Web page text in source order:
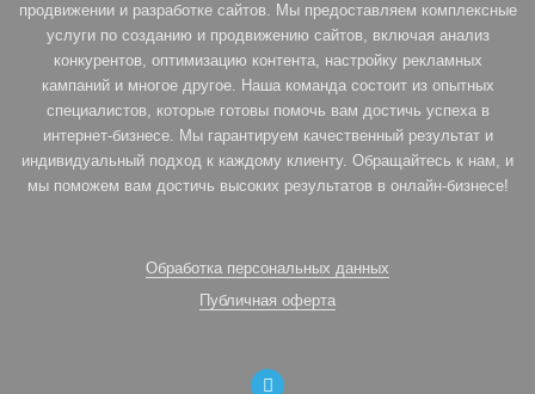
продвижении и разработке сайтов. Мы предоставляем комплексные
услуги по созданию и продвижению сайтов, включая анализ
конкурентов, оптимизацию контента, настройку рекламных
кампаний и многое другое. Наша команда состоит из опытных
специалистов, которые готовы помочь вам достичь успеха в
интернет-бизнесе. Мы гарантируем качественный результат и
индивидуальный подход к каждому клиенту. Обращайтесь к нам, и
мы поможем вам достичь высоких результатов в онлайн-бизнесе!
Обработка персональных данных
Публичная оферта